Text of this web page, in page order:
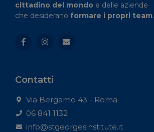
cittadino del mondo e delle aziende
che desiderano formare i propri team.
Contatti
Via Bergamo 43 - Roma
06 841 1132
info@stgeorgesinstitute.it